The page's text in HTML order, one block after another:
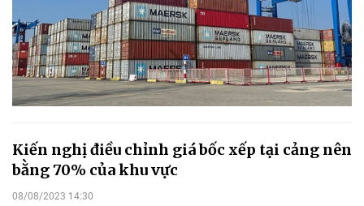
Kiến nghị điều chỉnh giá bốc xếp tại cảng nên
bằng 70% của khu vực
08/08/2023 14:30